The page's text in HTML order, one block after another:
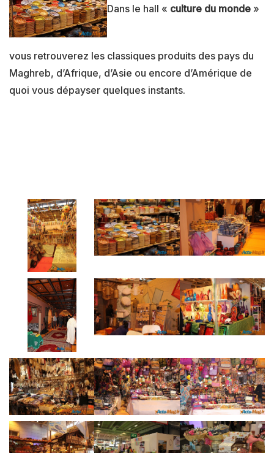
Dans le hall « culture du monde »
vous retrouverez les classiques produits des pays du
Maghreb, d’Afrique, d’Asie ou encore d’Amérique de
quoi vous dépayser quelques instants.